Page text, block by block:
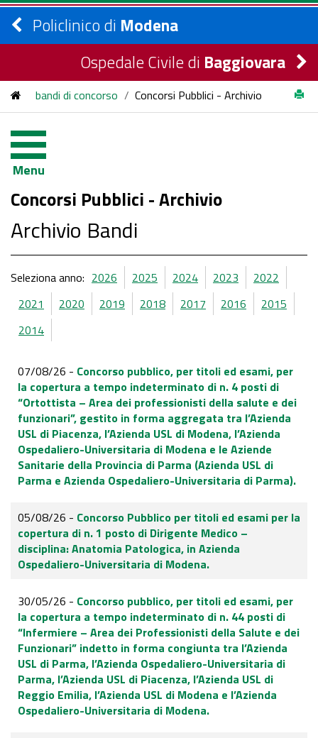
Policlinico di Modena
Ospedale Civile di Baggiovara
bandi di concorso / Concorsi Pubblici - Archivio
Menu
Concorsi Pubblici - Archivio
Archivio Bandi
Seleziona anno: 2026 2025 2024 2023
2022
2021
2020 2019 2018 2017 2016
2015
2014
07/08/26 - Concorso pubblico, per titoli ed esami, per
la copertura a tempo indeterminato di n. 4 posti di
“Ortottista – Area dei professionisti della salute e dei
funzionari”, gestito in forma aggregata tra l’Azienda
USL di Piacenza, l’Azienda USL di Modena, l’Azienda
Ospedaliero-Universitaria di Modena e le Aziende
Sanitarie della Provincia di Parma (Azienda USL di
Parma e Azienda Ospedaliero-Universitaria di Parma).
05/08/26 - Concorso Pubblico per titoli ed esami per la
copertura di n. 1 posto di Dirigente Medico –
disciplina: Anatomia Patologica, in Azienda
Ospedaliero-Universitaria di Modena.
30/05/26 - Concorso pubblico, per titoli ed esami, per
la copertura a tempo indeterminato di n. 44 posti di
“Infermiere – Area dei Professionisti della Salute e dei
Funzionari” indetto in forma congiunta tra l’Azienda
USL di Parma, l’Azienda Ospedaliero-Universitaria di
Parma, l’Azienda USL di Piacenza, l’Azienda USL di
Reggio Emilia, l’Azienda USL di Modena e l’Azienda
Ospedaliero-Universitaria di Modena.